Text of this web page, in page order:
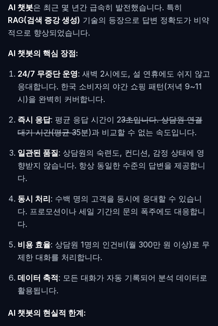
AI 챗봇은 최근 몇 년간 급속히 발전했습니다. 특히
RAG(검색 증강 생성) 기술의 등장으로 답변 정확도가 비약
적으로 향상되었습니다.
AI 챗봇의 핵심 장점:
24/7 무중단 운영: 새벽 2시에도, 설 연휴에도 쉬지 않고
응대합니다. 한국 소비자의 야간 쇼핑 패턴(저녁 9~11
시)을 완벽히 커버합니다.
즉시 응답: 평균 응답 시간이 23초입니다. 상담원 연결
대기 시간(평균 35분)과 비교할 수 없는 속도입니다.
일관된 품질: 상담원의 숙련도, 컨디션, 감정 상태에 영
향받지 않습니다. 항상 동일한 수준의 답변을 제공합니
다.
동시 처리: 수백 명의 고객을 동시에 응대할 수 있습니
다. 프로모션이나 세일 기간의 문의 폭주에도 대응합니
다.
비용 효율: 상담원 1명의 인건비(월 300만 원 이상)로 무
제한 대화를 처리합니다.
데이터 축적: 모든 대화가 자동 기록되어 분석 데이터로
활용됩니다.
AI 챗봇의 현실적 한계: